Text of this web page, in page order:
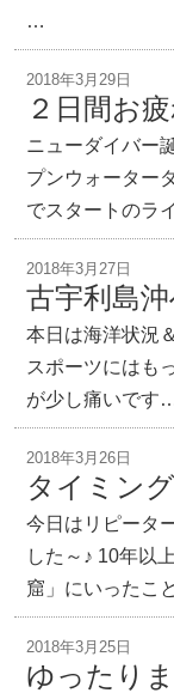
…
2018年3月29日
２日間お
ニューダイバー
プンウォーター
でスタートのラ
2018年3月27日
古宇利島沖
本日は海洋状況
スポーツにはも
が少し痛いで
2018年3月26日
タイミン
今日はリピータ
した～♪ 10年以
窟」にいったこ
2018年3月25日
ゆったり